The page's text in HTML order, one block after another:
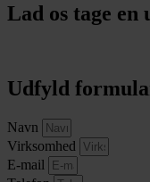
Lad os tage en
Udfyld
Navn
Virksomhed
E-mail